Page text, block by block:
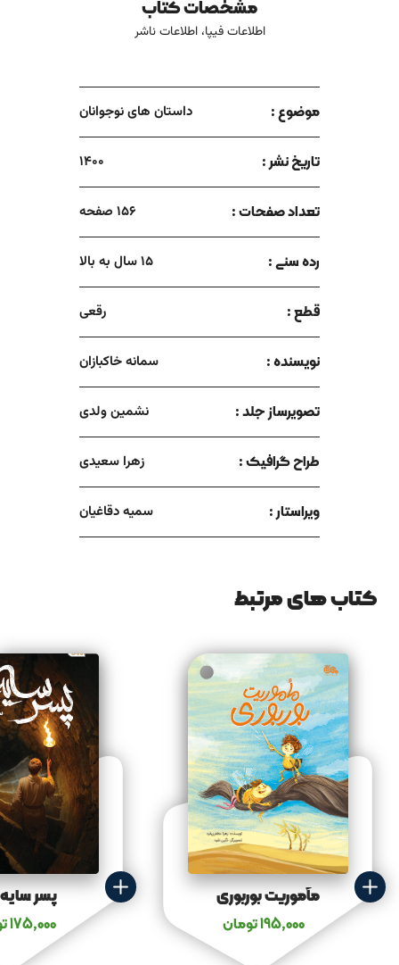
آسنا خنجر را گرفت. روبنده را بازکرد و به دست روبین داد. بعد
دسته‌ای از موهایش را گرفت، با خنجر آنها را برید و در بقچه‌اش
به خنجر می‌سپرد، گفت: اینطور نگاهم نکن. چاره‌ای ندارم. پدربزرگ
گفته بود که کاهنان به دنبالم می آیند...
مشخصات کتاب
اطلاعات فیپا، اطلاعات ناشر
موضوع : داستان های نوجوانان
تاریخ نشر : 1400
تعداد صفحات : 156 صفحه
رده سنی : 15 سال به بالا
قطع : رقعی
نویسنده : سمانه خاکبازان
تصویرساز جلد : نشمین ولدی
طراح گرافیک : زهرا سعیدی
ویراستار : سمیه دقاغیان
کتاب های مرتبط
مأموریت بوربوری
195,000تومان
پسر
175,000